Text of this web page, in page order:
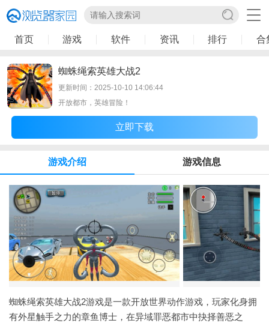
首页 游戏 软件 资讯 排行 合
蜘蛛绳索英雄大战2
更新时间：2025-10-10 14:06:44
开放都市，英雄冒险！
立即下载
游戏介绍 游戏信息
蜘蛛绳索英雄大战2游戏是一款开放世界动作游戏，玩家化身拥
有外星触手之力的章鱼博士，在异域罪恶都市中抉择善恶之